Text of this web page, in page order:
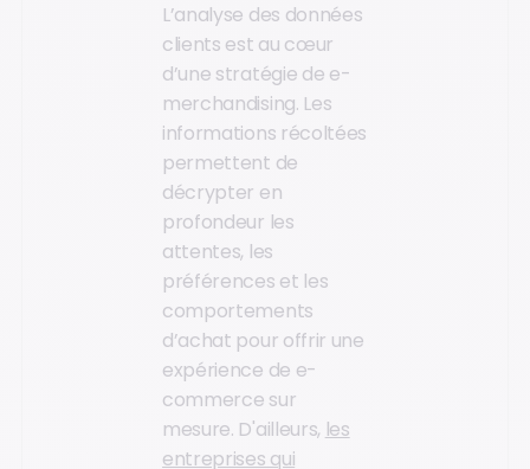
L’analyse des données
clients est au cœur
d’une stratégie de e-
merchandising. Les
informations récoltées
permettent de
décrypter en
profondeur les
attentes, les
préférences et les
comportements
d’achat pour offrir une
expérience de e-
commerce sur
mesure. D'ailleurs, les
entreprises qui